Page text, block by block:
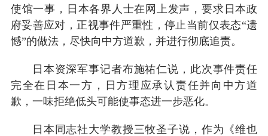
使馆一事，日本各界人士在网上发声，要求日本政
府妥善应对，正视事件严重性，停止当前仅表态“遗
憾”的做法，尽快向中方道歉，并进行彻底追责。
日本资深军事记者布施祐仁说，此次事件责任
完全在日本一方，日方理应承认责任并向中方道
歉，一味拒绝低头可能使事态进一步恶化。
日本同志社大学教授三牧圣子说，作为《维也